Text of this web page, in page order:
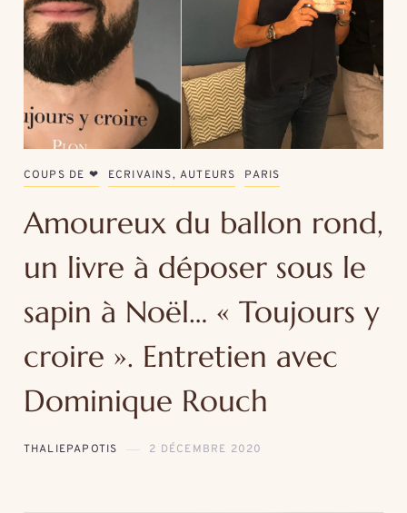
COUPS DE ❤ ECRIVAINS, AUTEURS PARIS
Amoureux du ballon rond,
un livre à déposer sous le
sapin à Noël… « Toujours y
croire ». Entretien avec
Dominique Rouch
THALIEPAPOTIS 2 DÉCEMBRE 2020